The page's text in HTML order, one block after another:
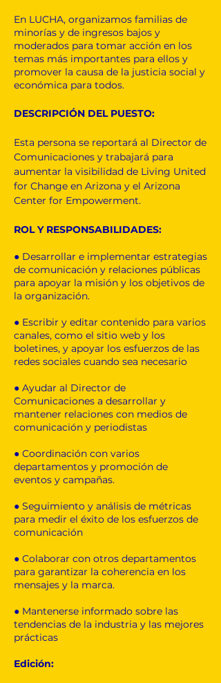
En LUCHA, organizamos familias de
minorías y de ingresos bajos y
moderados para tomar acción en los
temas más importantes para ellos y
promover la causa de la justicia social y
económica para todos.
DESCRIPCIÓN DEL PUESTO:
Esta persona se reportará al Director de
Comunicaciones y trabajará para
aumentar la visibilidad de Living United
for Change en Arizona y el Arizona
Center for Empowerment.
ROL Y RESPONSABILIDADES:
● Desarrollar e implementar estrategias
de comunicación y relaciones públicas
para apoyar la misión y los objetivos de
la organización.
● Escribir y editar contenido para varios
canales, como el sitio web y los
boletines, y apoyar los esfuerzos de las
redes sociales cuando sea necesario
● Ayudar al Director de
Comunicaciones a desarrollar y
mantener relaciones con medios de
comunicación y periodistas
● Coordinación con varios
departamentos y promoción de
eventos y campañas.
● Seguimiento y análisis de métricas
para medir el éxito de los esfuerzos de
comunicación
● Colaborar con otros departamentos
para garantizar la coherencia en los
mensajes y la marca.
● Mantenerse informado sobre las
tendencias de la industria y las mejores
prácticas
Edición: